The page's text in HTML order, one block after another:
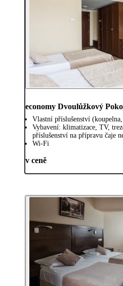
economy Dvoulůžkový
Vlastní příslušenství
Vybavení: klimatizace, TV,
příslušenství na přípravu čaje
Wi-Fi
v ceně